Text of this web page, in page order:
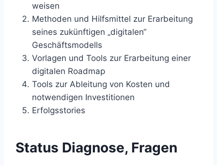
weisen
Methoden und Hilfsmittel zur Erarbeitung
seines zukünftigen „digitalen“
Geschäftsmodells
Vorlagen und Tools zur Erarbeitung einer
digitalen Roadmap
Tools zur Ableitung von Kosten und
notwendigen Investitionen
Erfolgsstories
Status Diagnose, Fragen